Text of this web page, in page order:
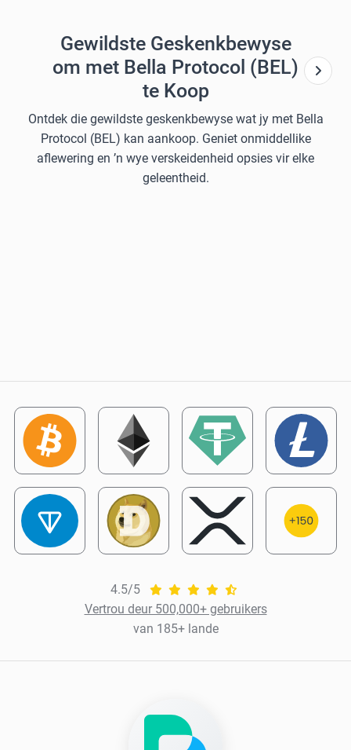
Gewildste Geskenkbewyse
om met Bella Protocol (BEL)
te Koop
Ontdek die gewildste geskenkbewyse wat jy met Bella
Protocol (BEL) kan aankoop. Geniet onmiddellike
aflewering en ’n wye verskeidenheid opsies vir elke
geleentheid.
4.5/5
Vertrou deur 500,000+ gebruikers
van 185+ lande